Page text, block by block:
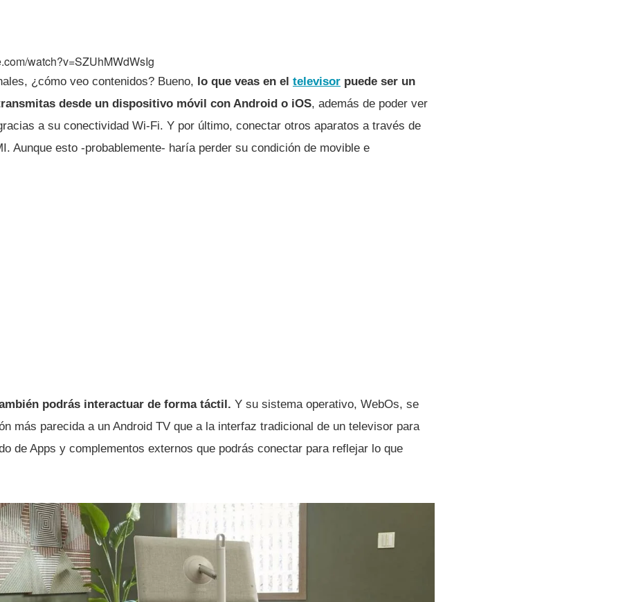
watch?v=SZUhMWdWsIg
¿cómo veo contenidos? Bueno, lo que veas en el televisor puede ser un
desde un dispositivo móvil con Android o iOS, además de poder ver
a su conectividad Wi-Fi. Y por último, conectar otros aparatos a través de
Aunque esto -probablemente- haría perder su condición de movible e
podrás interactuar de forma táctil. Y su sistema operativo, WebOs, se
más parecida a un Android TV que a la interfaz tradicional de un televisor para
de Apps y complementos externos que podrás conectar para reflejar lo que